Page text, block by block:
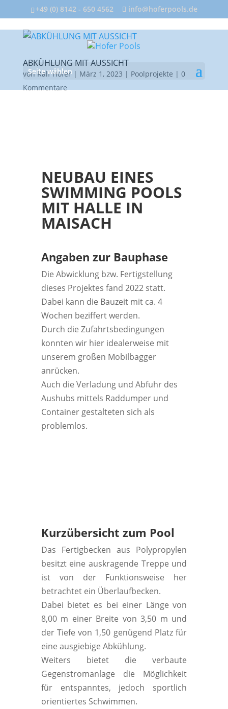
+49 (0) 8142 - 650 4562 info@hoferpools.de
Seite wählen
ABKÜHLUNG MIT AUSSICHT
vonRalf Hofer| März 1, 2023 | Poolprojekte | 0
Kommentare
NEUBAU EINES
SWIMMING POOLS
MIT HALLE IN
MAISACH
Angaben zur Bauphase
Die Abwicklung bzw. Fertigstellung
dieses Projektes fand 2022 statt.
Dabei kann die Bauzeit mit ca. 4
Wochen beziffert werden.
Durch die Zufahrtsbedingungen
konnten wir hier idealerweise mit
unserem großen Mobilbagger
anrücken.
Auch die Verladung und Abfuhr des
Aushubs mittels Raddumper und
Container gestalteten sich als
problemlos.
Kurzübersicht zum Pool
Das Fertigbecken aus Polypropylen
besitzt eine auskragende Treppe und
ist von der Funktionsweise her
betrachtet ein Überlaufbecken.
Dabei bietet es bei einer Länge von
8,00 m einer Breite von 3,50 m und
der Tiefe von 1,50 genügend Platz für
eine ausgiebige Abkühlung.
Weiters bietet die verbaute
Gegenstromanlage die Möglichkeit
für entspanntes, jedoch sportlich
orientiertes Schwimmen.